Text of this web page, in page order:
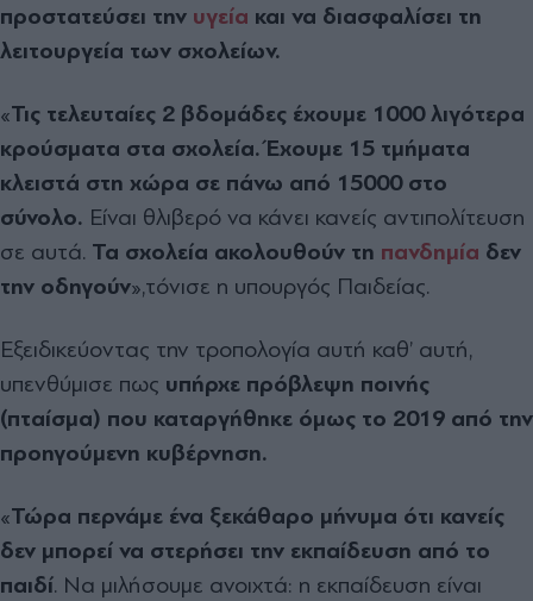
προστατεύσει την υγεία και να διασφαλίσει τη
λειτουργεία των σχολείων.
«Τις τελευταίες 2 βδομάδες έχουμε 1000 λιγότερα
κρούσματα στα σχολεία. Έχουμε 15 τμήματα
κλειστά στη χώρα σε πάνω από 15000 στο
σύνολο. Είναι θλιβερό να κάνει κανείς αντιπολίτευση
σε αυτά. Τα σχολεία ακολουθούν τη πανδημία δεν
την οδηγούν»,τόνισε η υπουργός Παιδείας.
Εξειδικεύοντας την τροπολογία αυτή καθ’ αυτή,
υπενθύμισε πως υπήρχε πρόβλεψη ποινής
(πταίσμα) που καταργήθηκε όμως το 2019 από την
προηγούμενη κυβέρνηση.
«Τώρα περνάμε ένα ξεκάθαρο μήνυμα ότι κανείς
δεν μπορεί να στερήσει την εκπαίδευση από το
παιδί. Να μιλήσουμε ανοιχτά: η εκπαίδευση είναι